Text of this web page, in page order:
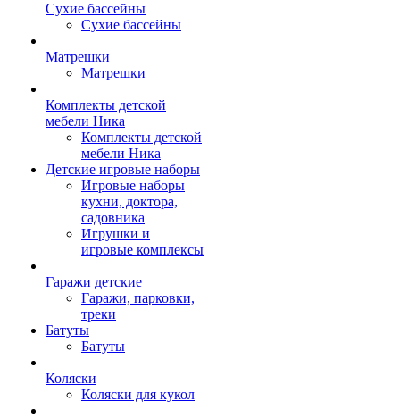
Сухие бассейны
Сухие бассейны
Матрешки
Матрешки
Комплекты детской
мебели Ника
Комплекты детской
мебели Ника
Детские игровые наборы
Игровые наборы
кухни, доктора,
садовника
Игрушки и
игровые комплексы
Гаражи детские
Гаражи, парковки,
треки
Батуты
Батуты
Коляски
Коляски для кукол